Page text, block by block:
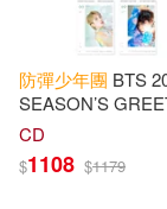
防彈少年團
Malcolm
卡洛琳．麥
SECRET
防彈少年團 BTS
SEASON’S
的問候 (韓國進口
CD
$1108 $1179